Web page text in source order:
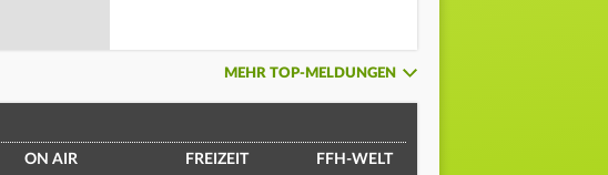
MEHR TOP-MELDUNGEN
ON AIR FREIZEIT FFH-WELT